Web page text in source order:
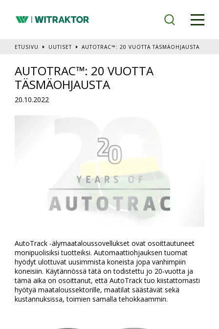
pääsisältöön
ETUSIVU UUTISET AUTOTRAC™: 20 VUOTTA TÄSMÄOHJAUSTA
AUTOTRAC™: 20 VUOTTA
TÄSMÄOHJAUSTA
20.10.2022
AutoTrack -älymaataloussovellukset ovat osoittautuneet
monipuolisiksi tuotteiksi. Automaattiohjauksen tuomat
hyödyt ulottuvat uusimmista koneista jopa vanhimpiin
koneisiin. Käytännössä tätä on todistettu jo 20-vuotta ja
tämä aika on osoittanut, että AutoTrack tuo kiistattomasti
hyötyä maataloussektorille, maatilat säästävät sekä
kustannuksissa, toimien samalla tehokkaammin.